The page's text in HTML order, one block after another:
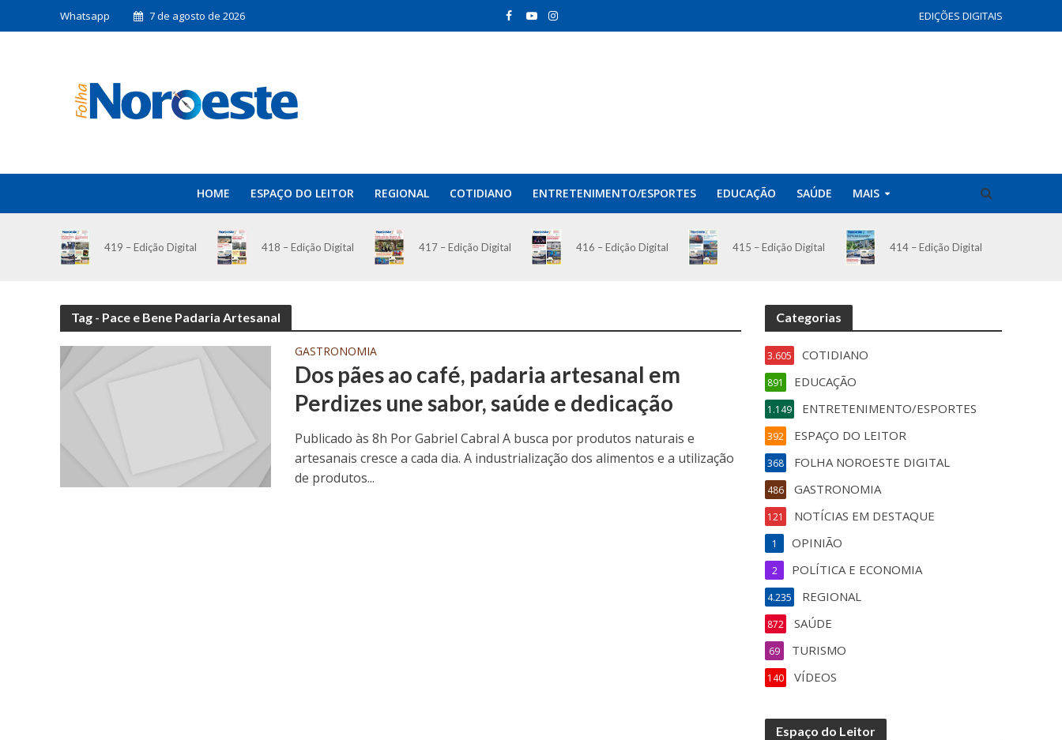
Whatsapp 7 de agosto de 2026 EDIÇÕES DIGITAIS
HOME ESPAÇO DO LEITOR REGIONAL COTIDIANO ENTRETENIMENTO/ESPORTES EDUCAÇÃO SAÚDE MAIS
419 – Edição Digital 418 – Edição Digital 417 – Edição Digital 416 – Edição Digital 415 – Edição Digital 414 – Edição Digital
Tag - Pace e Bene Padaria Artesanal
GASTRONOMIA
Dos pães ao café, padaria artesanal em
Perdizes une sabor, saúde e dedicação
Publicado às 8h Por Gabriel Cabral A busca por produtos naturais e
artesanais cresce a cada dia. A industrialização dos alimentos e a utilização
de produtos...
Categorias
COTIDIANO
3.605
EDUCAÇÃO
891
ENTRETENIMENTO/ESPORTES
1.149
ESPAÇO DO LEITOR
392
FOLHA NOROESTE DIGITAL
368
GASTRONOMIA
486
NOTÍCIAS EM DESTAQUE
121
OPINIÃO
1
POLÍTICA E ECONOMIA
2
REGIONAL
4.235
SAÚDE
872
TURISMO
69
VÍDEOS
140
Espaço do Leitor